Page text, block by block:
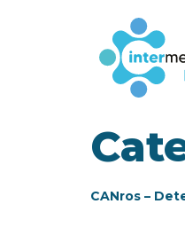
CANros –